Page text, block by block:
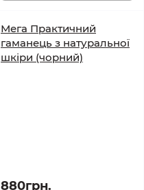
Мега Практичний
гаманець з натуральної
шкіри (чорний)
880грн.